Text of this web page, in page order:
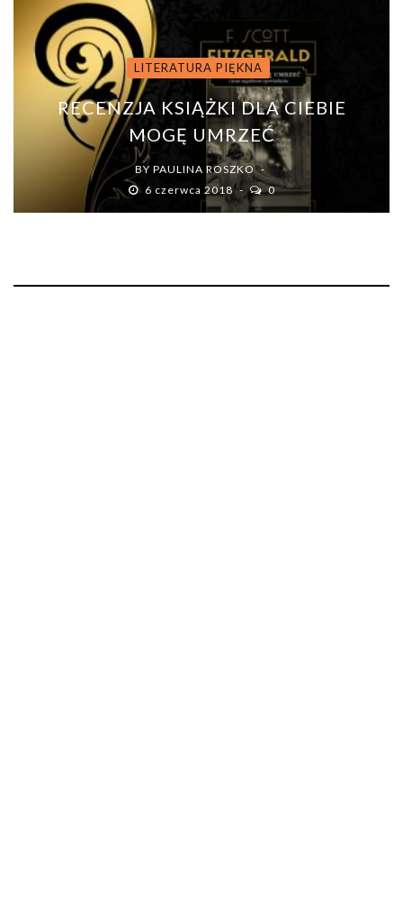
LITERATURA PIĘKNA
RECENZJA KSIĄŻKI DLA CIEBIE
MOGĘ UMRZEĆ
BY PAULINA ROSZKO
6 czerwca 2018
0